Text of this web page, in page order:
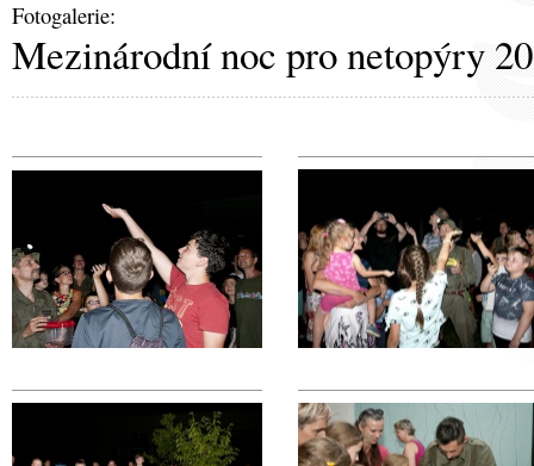
Fotogalerie:
Mezinárodní noc pro netopýry